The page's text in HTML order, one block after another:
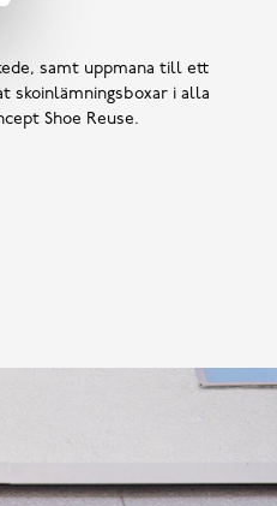
samt uppmana till ett
skoinlämningsboxar i alla
Shoe Reuse.